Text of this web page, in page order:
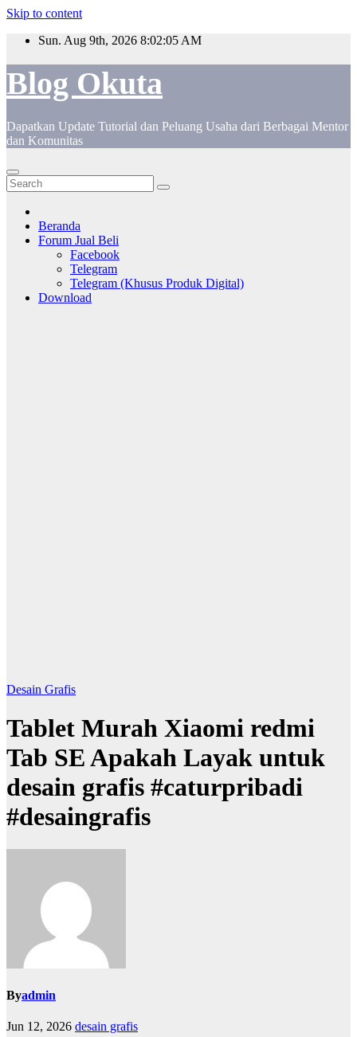
Skip to content
Sun. Aug 9th, 2026 8:02:05 AM
Blog Okuta
Dapatkan Update Tutorial dan Peluang Usaha dari Berbagai Mentor
dan Komunitas
Beranda
Forum Jual Beli
Facebook
Telegram
Telegram (Khusus Produk Digital)
Download
Desain Grafis
Tablet Murah Xiaomi redmi
Tab SE Apakah Layak untuk
desain grafis #caturpribadi
#desaingrafis
Byadmin
Jun 12, 2026 desain grafis